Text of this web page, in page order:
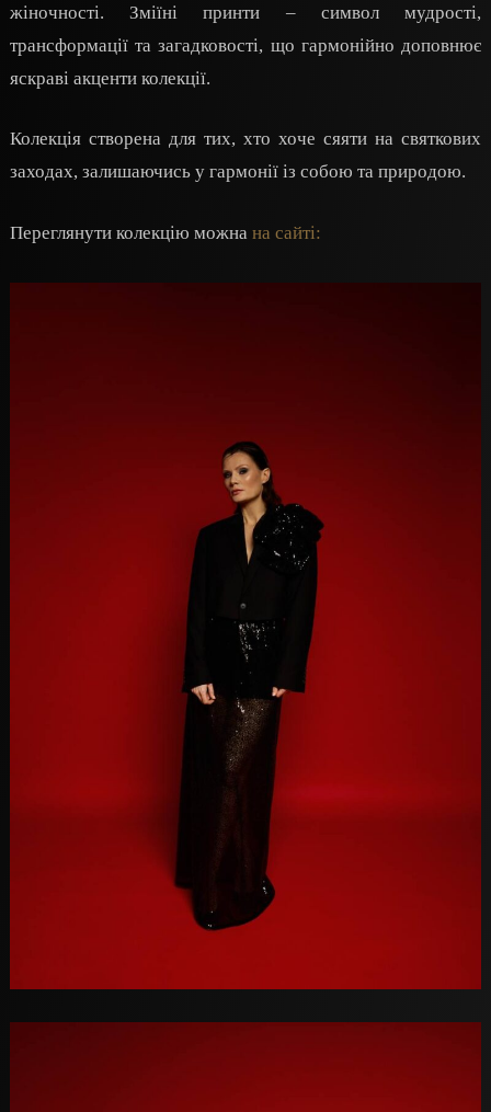
жіночності. Зміїні принти – символ мудрості,
трансформації та загадковості, що гармонійно доповнює
яскраві акценти колекції.
Колекція створена для тих, хто хоче сяяти на святкових
заходах, залишаючись у гармонії із собою та природою.
Переглянути колекцію можна на сайті: